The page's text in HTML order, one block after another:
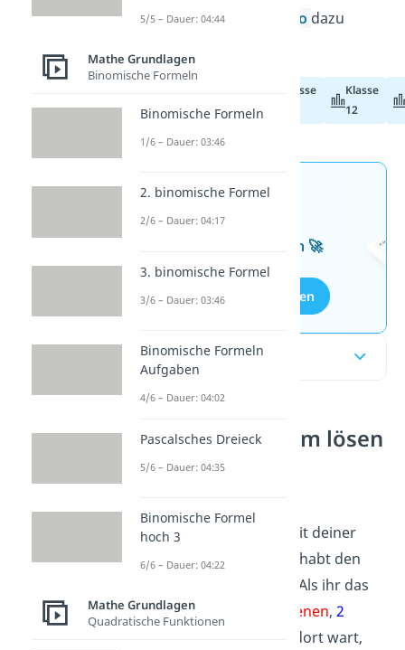
Vergiss nicht, unser
Video dazu
Klasse
Klasse
12
Jetzt neu: Teste dein
Wissen mit unseren
kostenlosen Aufgaben 🚀
Aufgaben entdecken
Inhaltsübersicht
Gleichungssystem lösen
mit dem Gauß-
Stelle dir vor, du gehst mit deiner
Familie ins Kino, aber ihr habt den
Eintrittspreis vergessen. Als ihr das
letzte Mal mit
Erwachsenen, 2
dort wart,
5/5 – Dauer: 04:44
Mathe Grundlagen
Binomische Formeln
Binomische Formeln
1/6 – Dauer: 03:46
2. binomische Formel
2/6 – Dauer: 04:17
3. binomische Formel
3/6 – Dauer: 03:46
Binomische Formeln
Aufgaben
4/6 – Dauer: 04:02
Pascalsches Dreieck
5/6 – Dauer: 04:35
Binomische Formel
hoch 3
6/6 – Dauer: 04:22
Mathe Grundlagen
Quadratische Funktionen